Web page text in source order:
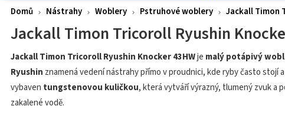
Domů Nástrahy Woblery Pstruhové woblery Jackall Timon
Jackall Timon Tricoroll Ryushin
Jackall Timon Tricoroll Ryushin Knocker 43HWje malý potápivý
Ryushin znamená vedení nástrahy přímo v proudnici, kde ryby často
vybaven tungstenovou kuličkou, která vytváří výrazný, tlumený zvuk a
zakalené vodě.